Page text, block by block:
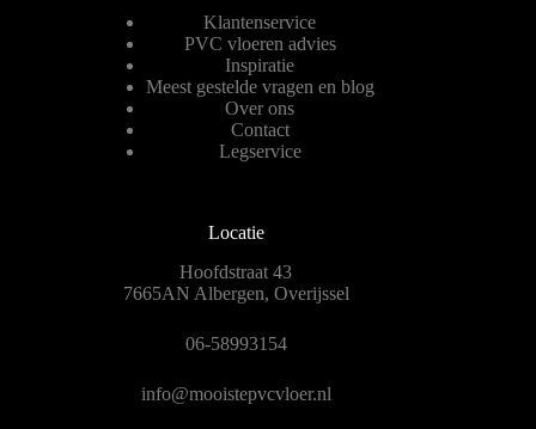
Klantenservice
PVC vloeren advies
Inspiratie
Meest gestelde vragen en blog
Over ons
Contact
Legservice
Locatie
Hoofdstraat 43
7665AN Albergen, Overijssel
06-58993154
info@mooistepvcvloer.nl